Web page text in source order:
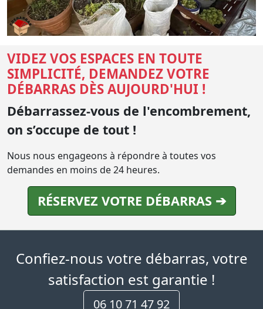
VIDEZ VOS ESPACES EN TOUTE
SIMPLICITÉ, DEMANDEZ VOTRE
DÉBARRAS DÈS AUJOURD'HUI !
Débarrassez-vous de l'encombrement,
on s’occupe de tout !
Nous nous engageons à répondre à toutes vos
demandes en moins de 24 heures.
RÉSERVEZ VOTRE DÉBARRAS ➔
Confiez-nous votre débarras, votre
satisfaction est garantie !
06 10 71 47 92